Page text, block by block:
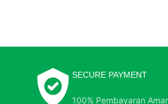
SECURE PAYMENT
100% Pembayaran